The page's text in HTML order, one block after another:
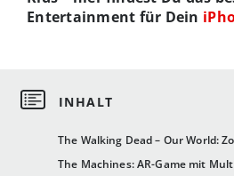
The Walking Dead – Our World:
The Machines: AR-Game mit
Entertainment für Dein